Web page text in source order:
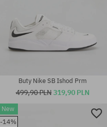
Buty Nike SB Ishod Prm
499,90 PLN319,90 PLN
New
-14%